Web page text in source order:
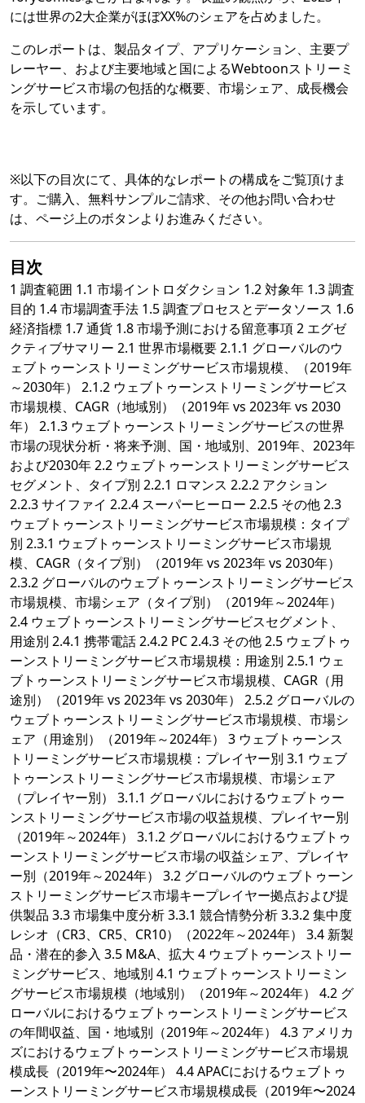
には世界の2大企業がほぼXX%のシェアを占めました。
このレポートは、製品タイプ、アプリケーション、主要プ
レーヤー、および主要地域と国によるWebtoonストリーミ
ングサービス市場の包括的な概要、市場シェア、成長機会
を示しています。
※以下の目次にて、具体的なレポートの構成をご覧頂けま
す。ご購入、無料サンプルご請求、その他お問い合わせ
は、ページ上のボタンよりお進みください。
目次
1 調査範囲 1.1 市場イントロダクション 1.2 対象年 1.3 調査
目的 1.4 市場調査手法 1.5 調査プロセスとデータソース 1.6
経済指標 1.7 通貨 1.8 市場予測における留意事項 2 エグゼ
クティブサマリー 2.1 世界市場概要 2.1.1 グローバルのウ
ェブトゥーンストリーミングサービス市場規模、（2019年
～2030年） 2.1.2 ウェブトゥーンストリーミングサービス
市場規模、CAGR（地域別）（2019年 vs 2023年 vs 2030
年） 2.1.3 ウェブトゥーンストリーミングサービスの世界
市場の現状分析・将来予測、国・地域別、2019年、2023年
および2030年 2.2 ウェブトゥーンストリーミングサービス
セグメント、タイプ別 2.2.1 ロマンス 2.2.2 アクション
2.2.3 サイファイ 2.2.4 スーパーヒーロー 2.2.5 その他 2.3
ウェブトゥーンストリーミングサービス市場規模：タイプ
別 2.3.1 ウェブトゥーンストリーミングサービス市場規
模、CAGR（タイプ別）（2019年 vs 2023年 vs 2030年）
2.3.2 グローバルのウェブトゥーンストリーミングサービス
市場規模、市場シェア（タイプ別）（2019年～2024年）
2.4 ウェブトゥーンストリーミングサービスセグメント、
用途別 2.4.1 携帯電話 2.4.2 PC 2.4.3 その他 2.5 ウェブトゥ
ーンストリーミングサービス市場規模：用途別 2.5.1 ウェ
ブトゥーンストリーミングサービス市場規模、CAGR（用
途別）（2019年 vs 2023年 vs 2030年） 2.5.2 グローバルの
ウェブトゥーンストリーミングサービス市場規模、市場シ
ェア（用途別）（2019年～2024年） 3 ウェブトゥーンス
トリーミングサービス市場規模：プレイヤー別 3.1 ウェブ
トゥーンストリーミングサービス市場規模、市場シェア
（プレイヤー別） 3.1.1 グローバルにおけるウェブトゥー
ンストリーミングサービス市場の収益規模、プレイヤー別
（2019年～2024年） 3.1.2 グローバルにおけるウェブトゥ
ーンストリーミングサービス市場の収益シェア、プレイヤ
ー別（2019年～2024年） 3.2 グローバルのウェブトゥーン
ストリーミングサービス市場キープレイヤー拠点および提
供製品 3.3 市場集中度分析 3.3.1 競合情勢分析 3.3.2 集中度
レシオ（CR3、CR5、CR10）（2022年～2024年） 3.4 新製
品・潜在的参入 3.5 M&A、拡大 4 ウェブトゥーンストリー
ミングサービス、地域別 4.1 ウェブトゥーンストリーミン
グサービス市場規模（地域別）（2019年～2024年） 4.2 グ
ローバルにおけるウェブトゥーンストリーミングサービス
の年間収益、国・地域別（2019年～2024年） 4.3 アメリカ
ズにおけるウェブトゥーンストリーミングサービス市場規
模成長（2019年〜2024年） 4.4 APACにおけるウェブトゥ
ーンストリーミングサービス市場規模成長（2019年〜2024